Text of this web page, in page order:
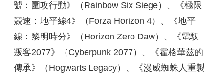
號：圍攻行動》（Rainbow Six Siege）、《極限
競速：地平線4》（Forza Horizon 4）、《地平
線：黎明時分》（Horizon Zero Daw）、《電馭
叛客2077》（Cyberpunk 2077）、《霍格華茲的
傳承》（Hogwarts Legacy）、《漫威蜘蛛人重製